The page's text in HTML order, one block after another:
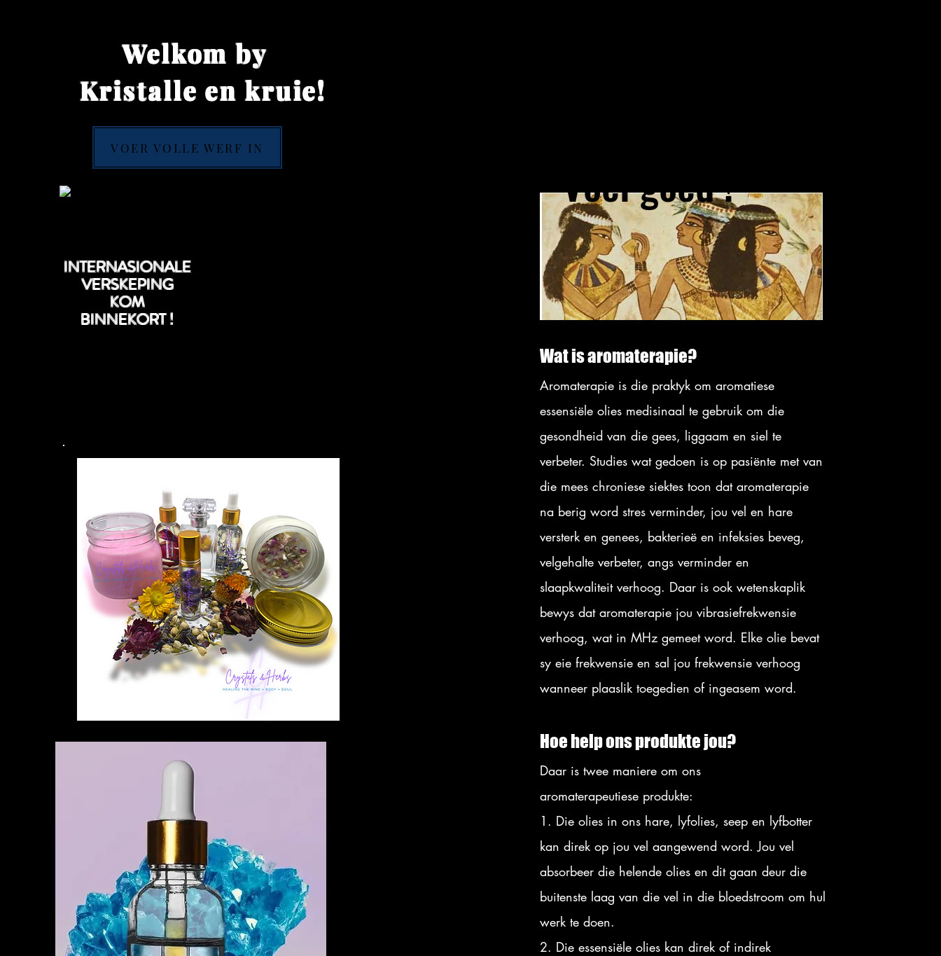
Welkom by
Kristalle en kruie!
VOER VOLLE WERF IN
INTERNASIONALE
VERSKEPING
KOM
BINNEKORT !
Wat is aromaterapie?
Aromaterapie is die praktyk om aromatiese
essensiële olies medisinaal te gebruik om die
gesondheid van die gees, liggaam en siel te
verbeter. Studies wat gedoen is op pasiënte met van
die mees chroniese siektes toon dat aromaterapie
na berig word stres verminder, jou vel en hare
versterk en genees, bakterieë en infeksies beveg,
velgehalte verbeter, angs verminder en
slaapkwaliteit verhoog. Daar is ook wetenskaplik
bewys dat aromaterapie jou vibrasiefrekwensie
verhoog, wat in MHz gemeet word. Elke olie bevat
sy eie frekwensie en sal jou frekwensie verhoog
wanneer plaaslik toegedien of ingeasem word.
Hoe help ons produkte jou?
Daar is twee maniere om ons
aromaterapeutiese produkte:
1. Die olies in ons hare, lyfolies, seep en lyfbotter
kan direk op jou vel aangewend word. Jou vel
absorbeer die helende olies en dit gaan deur die
buitenste laag van die vel in die bloedstroom om hul
werk te doen.
2. Die essensiële olies kan direk of indirek
Voel goed !